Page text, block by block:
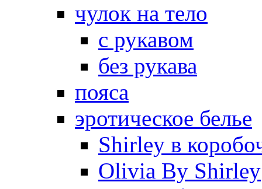
чулок на тело
с рукавом
без рукава
пояса
эротическое белье
Shirley в
Olivia By Shirley